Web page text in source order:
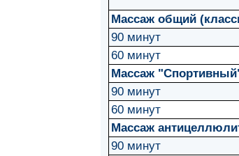
Массаж общий
90 минут
60 минут
Массаж
90 минут
60 минут
Массаж
90 минут